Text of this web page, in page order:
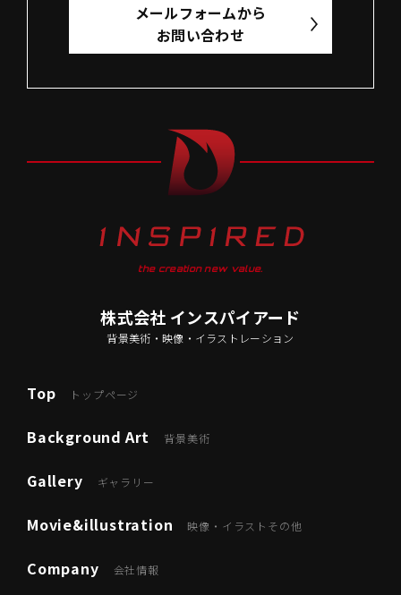
メールフォームから
お問い合わせ
the creation new value.
株式会社 インスパイアード
背景美術・映像・イラストレーション
Top トップページ
Background Art 背景美術
Gallery ギャラリー
Movie&illustration 映像・イラストその他
Company 会社情報